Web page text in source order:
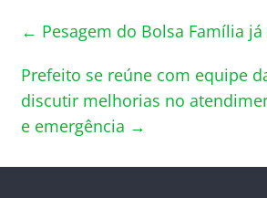
← Pesagem do Bolsa Família
Prefeito se reúne com equipe
discutir melhorias no
e emergência →